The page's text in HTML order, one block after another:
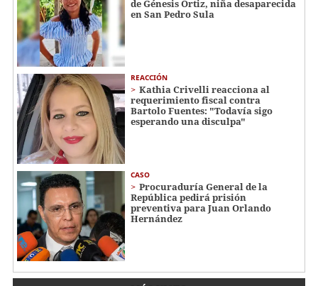
de Génesis Ortiz, niña desaparecida
en San Pedro Sula
REACCIÓN
Kathia Crivelli reacciona al
requerimiento fiscal contra
Bartolo Fuentes: "Todavía sigo
esperando una disculpa"
CASO
Procuraduría General de la
República pedirá prisión
preventiva para Juan Orlando
Hernández